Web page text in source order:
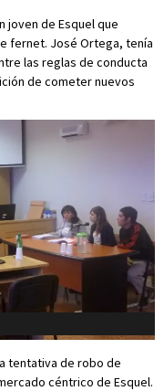
joven de Esquel que
fernet. José Ortega, tenía
las reglas de conducta
de cometer nuevos
tentativa de robo de
céntrico de Esquel.